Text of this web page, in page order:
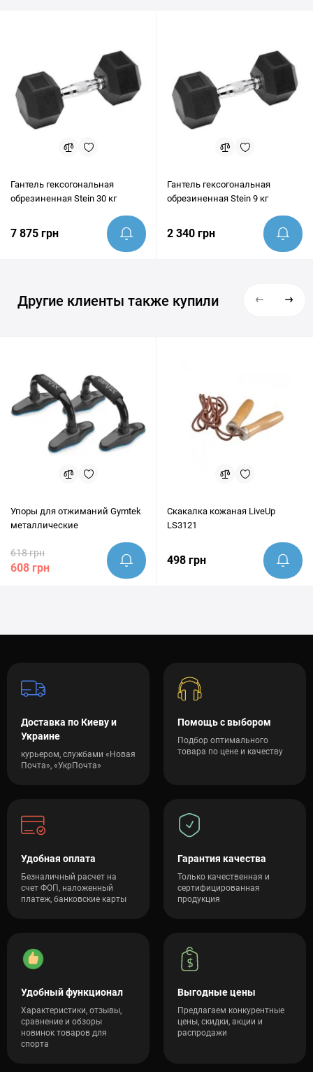
Гантель гексогональная
обрезиненная Stein 30 кг
7 875 грн
Гантель гексогональная
обрезиненная Stein 9 кг
2 340 грн
Другие клиенты также купили
Упоры для отжиманий Gymtek
металлические
618 грн
608 грн
Скакалка кожаная LiveUp
LS3121
498 грн
Доставка по Киеву и
Украине
курьером, службами «Новая
Почта», «УкрПочта»
Помощь с выбором
Подбор оптимального
товара по цене и качеству
Удобная оплата
Безналичный расчет на
счет ФОП, наложенный
платеж, банковские карты
Гарантия качества
Только качественная и
сертифицированная
продукция
Удобный функционал
Характеристики, отзывы,
сравнение и обзоры
новинок товаров для
спорта
Выгодные цены
Предлагаем конкурентные
цены, скидки, акции и
распродажи